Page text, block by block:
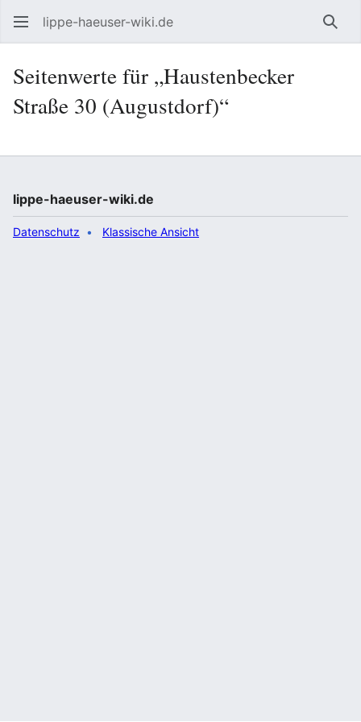
lippe-haeuser-wiki.de
Seitenwerte für „Haustenbecker
Straße 30 (Augustdorf)“
lippe-haeuser-wiki.de
Datenschutz Klassische Ansicht